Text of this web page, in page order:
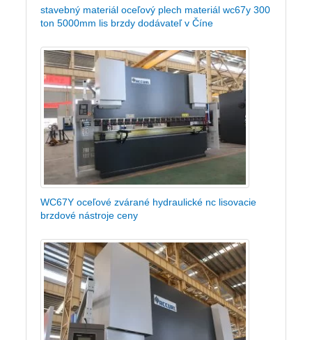
stavebný materiál oceľový plech materiál wc67y 300
ton 5000mm lis brzdy dodávateľ v Číne
WC67Y oceľové zvárané hydraulické nc lisovacie
brzdové nástroje ceny